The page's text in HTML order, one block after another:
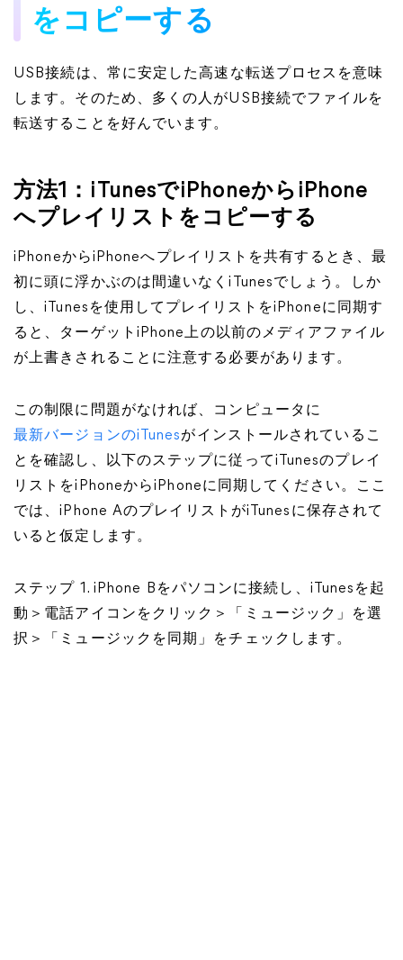
をコピーする
USB接続は、常に安定した高速な転送プロセスを意味
します。そのため、多くの人がUSB接続でファイルを
転送することを好んでいます。
方法1：iTunesでiPhoneからiPhone
へプレイリストをコピーする
iPhoneからiPhoneへプレイリストを共有するとき、最
初に頭に浮かぶのは間違いなくiTunesでしょう。しか
し、iTunesを使用してプレイリストをiPhoneに同期す
ると、ターゲットiPhone上の以前のメディアファイル
が上書きされることに注意する必要があります。
この制限に問題がなければ、コンピュータに
最新バージョンのiTunesがインストールされているこ
とを確認し、以下のステップに従ってiTunesのプレイ
リストをiPhoneからiPhoneに同期してください。ここ
では、iPhone AのプレイリストがiTunesに保存されて
いると仮定します。
ステップ 1. iPhone Bをパソコンに接続し、iTunesを起
動＞電話アイコンをクリック＞「ミュージック」を選
択＞「ミュージックを同期」をチェックします。